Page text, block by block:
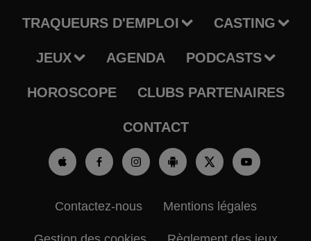
TRAQUEURS D'EMPLOI CASTING
JEUX AGENDA PODCASTS
HOROSCOPE CLUBS PARTENAIRES
CONTACT
Contactez-nous Mentions légales